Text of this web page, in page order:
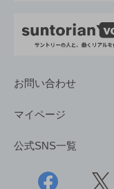
お問い合わせ
マイページ
公式SNS一覧